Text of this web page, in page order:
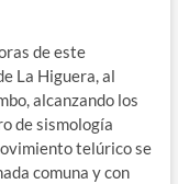
de este
La Higuera, al
alcanzando los
de sismología
telúrico se
comuna y con